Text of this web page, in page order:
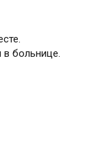
больнице.